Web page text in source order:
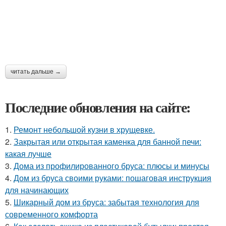
читать дальше →
Последние обновления на сайте:
1. Ремонт небольшой кузни в хрущевке.
2. Закрытая или открытая каменка для банной печи:
какая лучше
3. Дома из профилированного бруса: плюсы и минусы
4. Дом из бруса своими руками: пошаговая инструкция
для начинающих
5. Шикарный дом из бруса: забытая технология для
современного комфорта